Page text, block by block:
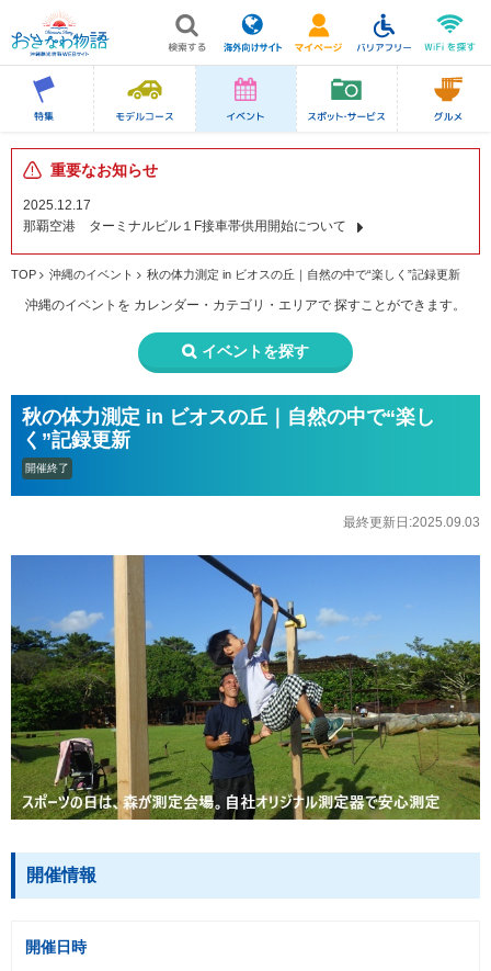
重要なお知らせ
2025.12.17
那覇空港 ターミナルビル１F接車帯供用開始について
TOP 沖縄のイベント 秋の体力測定 in ビオスの丘｜自然の中で“楽しく”記録更新
沖縄のイベントを カレンダー・カテゴリ・エリアで 探すことができます。
イベントを探す
秋の体力測定 in ビオスの丘｜自然の中で“楽し
く”記録更新
開催終了
最終更新日:2025.09.03
開催情報
開催日時